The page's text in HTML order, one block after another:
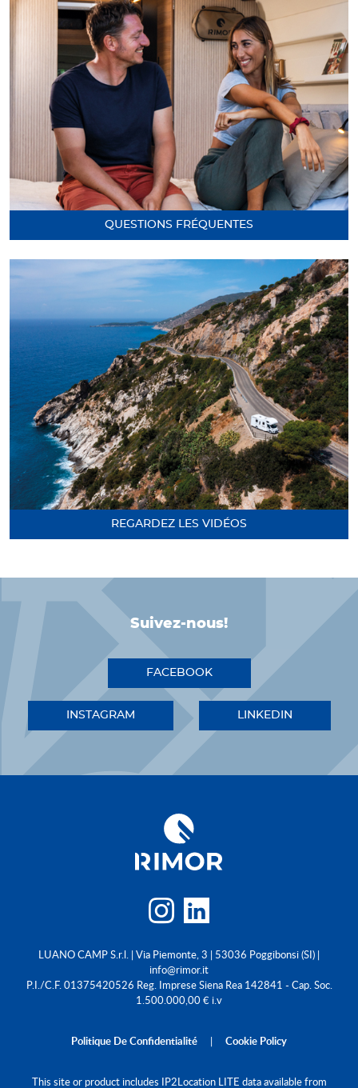
QUESTIONS FRÉQUENTES
REGARDEZ LES VIDÉOS
Suivez-nous!
FACEBOOK
INSTAGRAM LINKEDIN
LUANO CAMP S.r.l. | Via Piemonte, 3 | 53036 Poggibonsi (SI) |
info@rimor.it
P.I./C.F. 01375420526 Reg. Imprese Siena Rea 142841 - Cap. Soc.
1.500.000,00 € i.v
Politique De Confidentialité | Cookie Policy
This site or product includes IP2Location LITE data available from